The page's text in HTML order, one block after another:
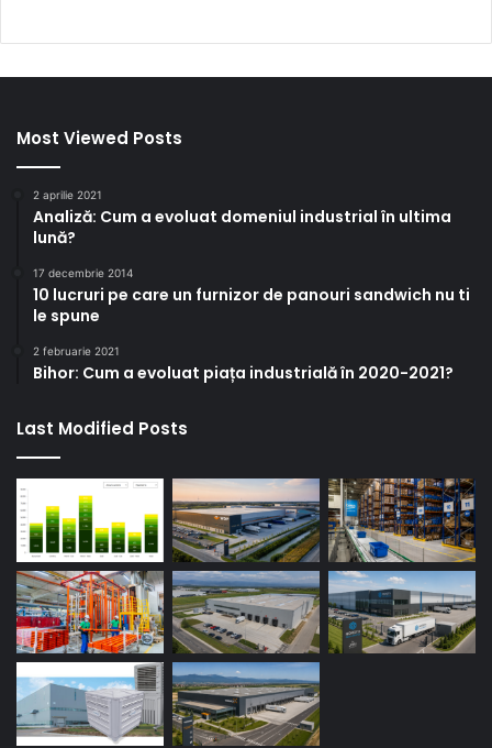
Most Viewed Posts
2 aprilie 2021
Analiză: Cum a evoluat domeniul industrial în ultima
lună?
17 decembrie 2014
10 lucruri pe care un furnizor de panouri sandwich nu ti
le spune
2 februarie 2021
Bihor: Cum a evoluat piața industrială în 2020-2021?
Last Modified Posts